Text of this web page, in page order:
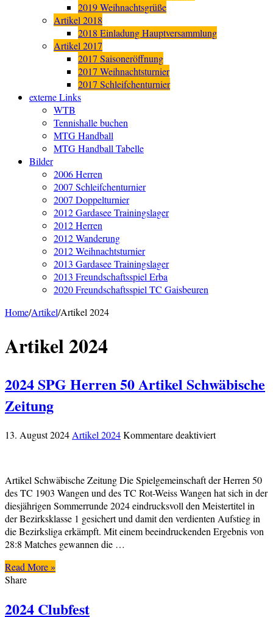
2019 Weihnachtsgrüße
Artikel 2018
2018 Einladung Hauptversammlung
Artikel 2017
2017 Saisoneröffnung
2017 Weihnachtsturnier
2017 Schleifchenturnier
externe Links
WTB
Tennishalle buchen
MTG Handball
MTG Handball Tabelle
Bilder
2006 Herren
2007 Schleifchenturnier
2007 Doppelturnier
2012 Gardasee Trainingslager
2012 Herren
2012 Wanderung
2012 Weihnachtsturnier
2013 Gardasee Trainingslager
2013 Freundschaftsspiel Erba
2020 Freundschaftsspiel TC Gaisbeuren
Home/Artikel/Artikel 2024
Artikel 2024
2024 SPG Herren 50 Artikel Schwäbische
Zeitung
13. August 2024 Artikel 2024Kommentare deaktiviertfür
50
Artikel
Schwäbische
Zeitung
Artikel Schwäbische Zeitung Die Spielgemeinschaft der Herren 50
des TC 1903 Wangen und des TC Rot-Weiss Wangen hat sich in der
diesjährigen Sommerrunde 2024 eindrucksvoll den Meistertitel in
der Bezirksklasse 1 gesichert und damit den verdienten Aufstieg in
die Bezirksliga erkämpft. Mit einem beeindruckenden Ergebnis von
28:8 Matches gewannen die …
Read More »
Share
2024 Clubfest